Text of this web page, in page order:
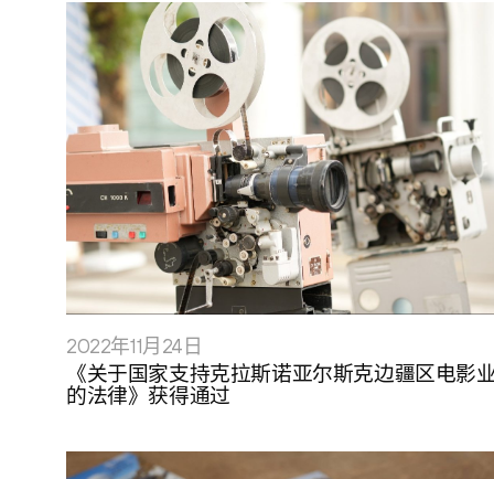
2022年11月24日
《关于国家支持克拉斯诺亚尔斯克边疆区电影
的法律》获得通过